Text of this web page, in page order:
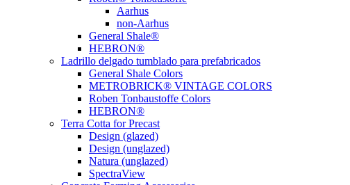
Aarhus
non-Aarhus
General Shale®
HEBRON®
Ladrillo delgado tumblado para prefabricados
General Shale Colors
METROBRICK® VINTAGE COLORS
Roben Tonbaustoffe Colors
HEBRON®
Terra Cotta for Precast
Design (glazed)
Design (unglazed)
Natura (unglazed)
SpectraView